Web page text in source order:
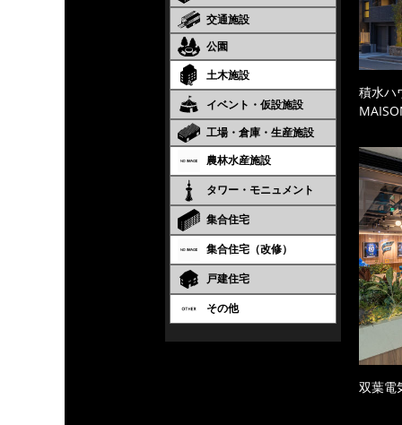
交通施設
公園
土木施設
イベント・仮設施設
工場・倉庫・生産施設
農林水産施設
タワー・モニュメント
集合住宅
集合住宅（改修）
戸建住宅
その他
積水
双葉電